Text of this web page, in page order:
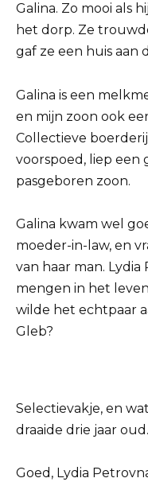
Galina. Zo mooi als
het dorp. Ze
gaf ze een huis aan
Galina is een
en mijn zoon ook
Collectieve
voorspoed, liep een
pasgeboren zoon.
Galina kwam wel
moeder-in-law, en
van haar man.
mengen in het
wilde het echtpaar
Gleb?
Selectievakje, en
draaide drie jaar
Goed, Lydia